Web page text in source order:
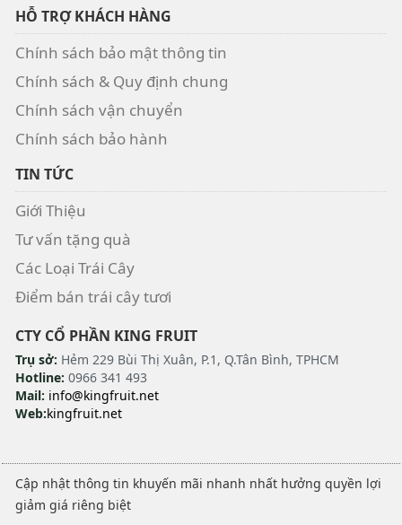
HỖ TRỢ KHÁCH HÀNG
Chính sách bảo mật thông tin
Chính sách & Quy định chung
Chính sách vận chuyển
Chính sách bảo hành
TIN TỨC
Giới Thiệu
Tư vấn tặng quà
Các Loại Trái Cây
Điểm bán trái cây tươi
CTY CỔ PHẦN KING FRUIT
Trụ sở: Hẻm 229 Bùi Thị Xuân, P.1, Q.Tân Bình, TPHCM
Hotline: 0966 341 493
Mail: info@kingfruit.net
Web:kingfruit.net
Cập nhật thông tin khuyến mãi nhanh nhất hưởng quyền lợi
giảm giá riêng biệt